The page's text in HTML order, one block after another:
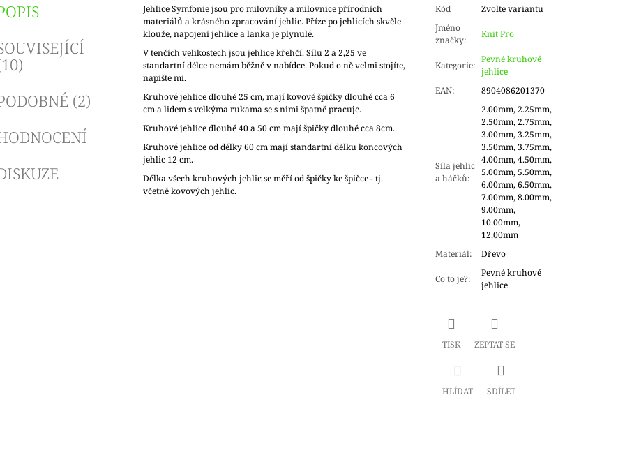
(2)
Jehlice Symfonie jsou pro milovníky a milovnice přírodních
materiálů a krásného zpracování jehlic. Příze po jehlicích skvěle
klouže, napojení jehlice a lanka je plynulé.
V tenčích velikostech jsou jehlice křehčí. Sílu 2 a 2,25 ve
standartní délce nemám běžně v nabídce. Pokud o ně velmi stojíte,
napište mi.
Kruhové jehlice dlouhé 25 cm, mají kovové špičky dlouhé cca 6
cm a lidem s velkýma rukama se s nimi špatně pracuje.
Kruhové jehlice dlouhé 40 a 50 cm mají špičky dlouhé cca 8cm.
Kruhové jehlice od délky 60 cm mají standartní délku koncových
jehlic 12 cm.
Délka všech kruhových jehlic se měří od špičky ke špičce - tj.
včetně kovových jehlic.
Kód
Zvolte variantu
Jméno
značky:
Knit Pro
Kategorie:
Pevné kruhové
jehlice
EAN: 8904086201370
Síla jehlic
a háčků:
2.00mm, 2.25mm,
2.50mm, 2.75mm,
3.00mm, 3.25mm,
3.50mm, 3.75mm,
4.00mm, 4.50mm,
5.00mm, 5.50mm,
6.00mm, 6.50mm,
7.00mm, 8.00mm,
9.00mm,
10.00mm,
12.00mm
Materiál: Dřevo
Co to je?:
Pevné kruhové
jehlice
TISK ZEPTAT SE
HLÍDAT SDÍLET